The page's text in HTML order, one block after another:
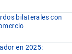
bilaterales con
en 2025: